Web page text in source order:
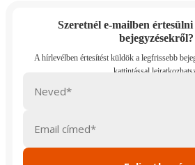
Szeretnél e-mailben
bejegyzésekről?